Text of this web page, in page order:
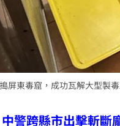
屏東毒窟，成功瓦解大型製毒
警跨縣市出擊斬斷